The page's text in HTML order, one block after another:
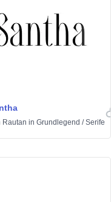
Rautan in Grundlegend /Serife